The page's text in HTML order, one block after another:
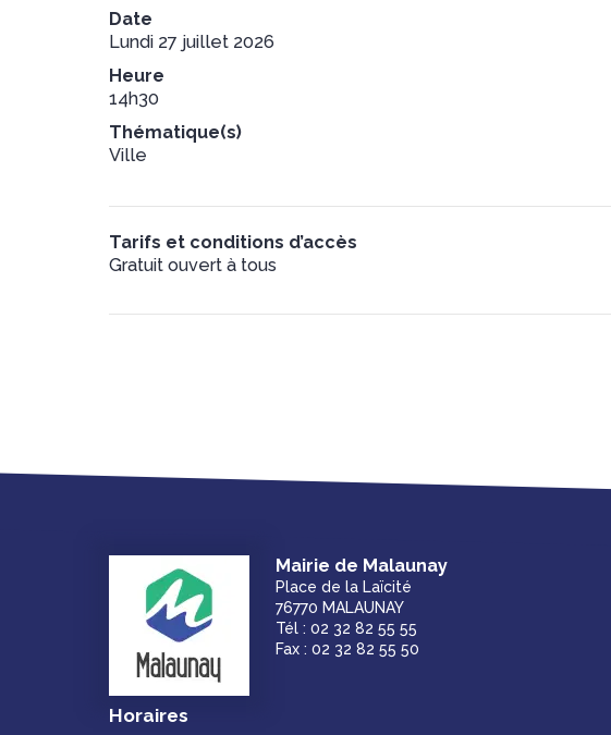
Date
Lundi 27 juillet 2026
Heure
14h30
Thématique(s)
Ville
Tarifs et conditions d’accès
Gratuit ouvert à tous
Mairie de Malaunay
Place de la Laïcité
76770 MALAUNAY
Tél : 02 32 82 55 55
Fax : 02 32 82 55 50
Horaires